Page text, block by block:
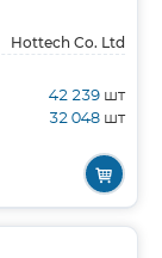
Hottech Co. Ltd
42 239 шт
32 048 шт